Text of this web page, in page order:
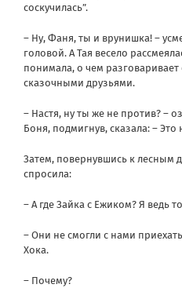
соскучилась”.
– Ну, Фаня, ты и врунишка! –
головой. А Тая весело
понимала, о чем разговаривает
сказочными друзьями.
– Настя, ну ты же не против? –
Боня, подмигнув, сказала: –
Затем, повернувшись к лесным
спросила:
– А где Зайка с Ежиком? Я ведь
– Они не смогли с нами
Хока.
– Почему?